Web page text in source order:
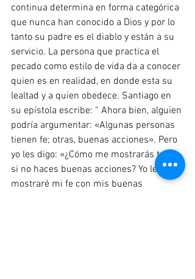
continua determina en forma categórica
que nunca han conocido a Dios y por lo
tanto su padre es el diablo y están a su
servicio. La persona que practica el
pecado como estilo de vida da a conocer
quien es en realidad, en donde esta su
lealtad y a quien obedece. Santiago en
su epístola escribe: “ Ahora bien, alguien
podría argumentar: «Algunas personas
tienen fe; otras, buenas acciones». Pero
yo les digo: «¿Cómo me mostrarás tu fe
si no haces buenas acciones? Yo les
mostraré mi fe con mis buenas